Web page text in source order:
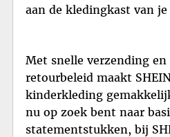
aan de kledingkast van
Met snelle verzending en
retourbeleid maakt
kinderkleding
nu op zoek bent naar
statementstukken, bij